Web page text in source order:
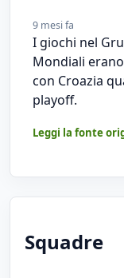
9 mesi fa
I giochi nel
Mondiali
con Croazia
playoff.
Leggi la fonte
Squadre